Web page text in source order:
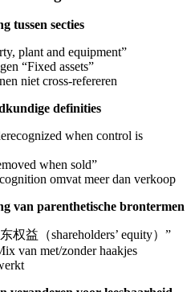
tussen secties
plant and equipment”
“Fixed assets”
niet cross-refereren
definities
when control is
when sold”
omvat meer dan verkoop
van parenthetische brontermen
权益（shareholders’ equity）”
van met/zonder haakjes